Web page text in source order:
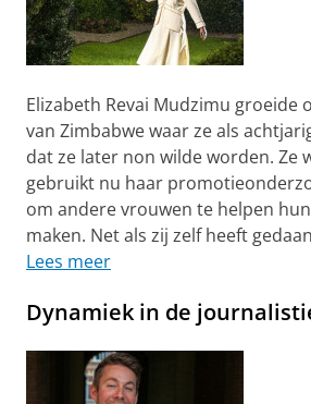
Elizabeth Revai Mudzimu groeide
van Zimbabwe waar ze als
dat ze later non wilde worden. Ze
gebruikt nu haar
om andere vrouwen te helpen
maken. Net als zij zelf heeft
Lees meer
Dynamiek in de